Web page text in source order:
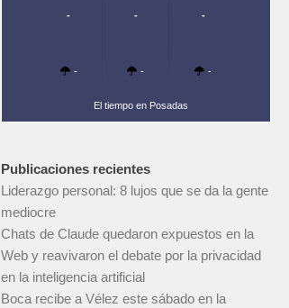
-
-
-
-
-
-
El tiempo en Posadas
Publicaciones recientes
Liderazgo personal: 8 lujos que se da la gente
mediocre
Chats de Claude quedaron expuestos en la
Web y reavivaron el debate por la privacidad
en la inteligencia artificial
Boca recibe a Vélez este sábado en la